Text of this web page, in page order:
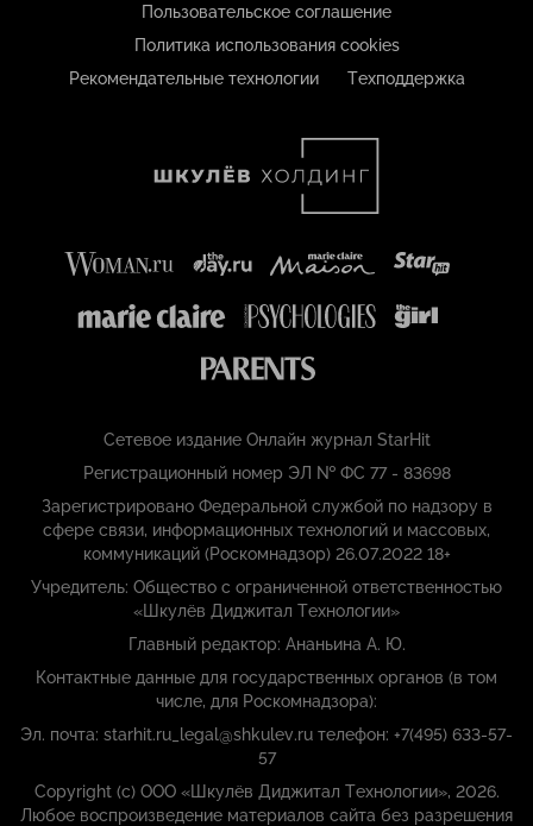
Пользовательское соглашение
Политика использования cookies
Рекомендательные технологии
Техподдержка
Сетевое издание Онлайн журнал StarHit
Регистрационный номер ЭЛ № ФС 77 - 83698
Зарегистрировано Федеральной службой по надзору в
сфере связи, информационных технологий и массовых,
коммуникаций (Роскомнадзор) 26.07.2022 18+
Учредитель: Общество с ограниченной ответственностью
«Шкулёв Диджитал Технологии»
Главный редактор: Ананьина А. Ю.
Контактные данные для государственных органов (в том
числе, для Роскомнадзора):
Эл. почта: starhit.ru_legal@shkulev.ru телефон: +7(495) 633-57-
57
Copyright (с) ООО «Шкулёв Диджитал Технологии», 2026.
Любое воспроизведение материалов сайта без разрешения